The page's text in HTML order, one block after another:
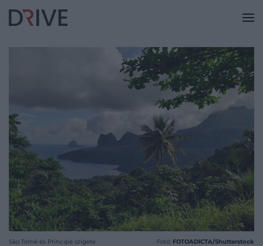
São Tomé és Príncipe szigete Fotó: FOTOADICTA/Shutterstock